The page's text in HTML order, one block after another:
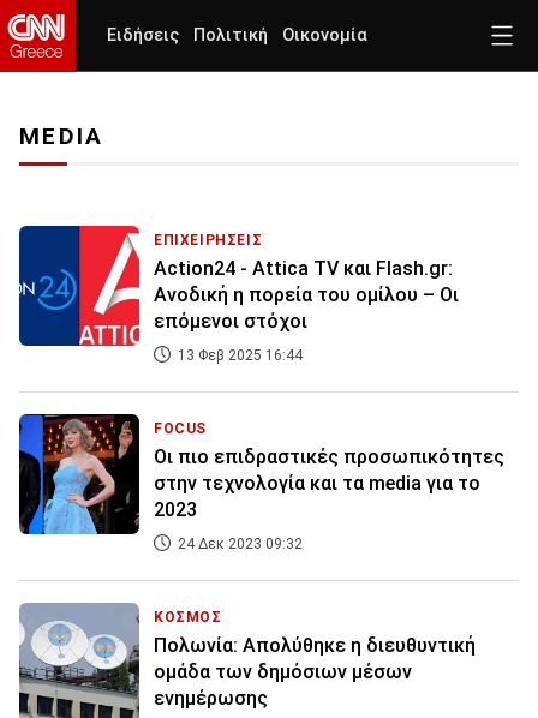
Ειδήσεις Πολιτική Οικονομία
MEDIA
ΕΠΙΧΕΙΡΗΣΕΙΣ
Action24 - Attica TV και Flash.gr:
Ανοδική η πορεία του ομίλου – Οι
επόμενοι στόχοι
13 Φεβ 2025 16:44
FOCUS
Οι πιο επιδραστικές προσωπικότητες
στην τεχνολογία και τα media για το
2023
24 Δεκ 2023 09:32
ΚΟΣΜΟΣ
Πολωνία: Απολύθηκε η διευθυντική
ομάδα των δημόσιων μέσων
ενημέρωσης